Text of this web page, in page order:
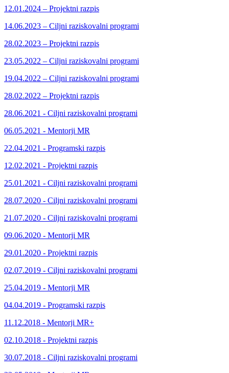
12.01.2024 – Projektni razpis
14.06.2023 – Ciljni raziskovalni programi
28.02.2023 – Projektni razpis
23.05.2022 – Ciljni raziskovalni programi
19.04.2022 – Ciljni raziskovalni programi
28.02.2022 – Projektni razpis
28.06.2021 - Ciljni raziskovalni programi
06.05.2021 - Mentorji MR
22.04.2021 - Programski razpis
12.02.2021 - Projektni razpis
25.01.2021 - Ciljni raziskovalni programi
28.07.2020 - Ciljni raziskovalni programi
21.07.2020 - Ciljni raziskovalni programi
09.06.2020 - Mentorji MR
29.01.2020 - Projektni razpis
02.07.2019 - Ciljni raziskovalni programi
25.04.2019 - Mentorji MR
04.04.2019 - Programski razpis
11.12.2018 - Mentorji MR+
02.10.2018 - Projektni razpis
30.07.2018 - Ciljni raziskovalni programi